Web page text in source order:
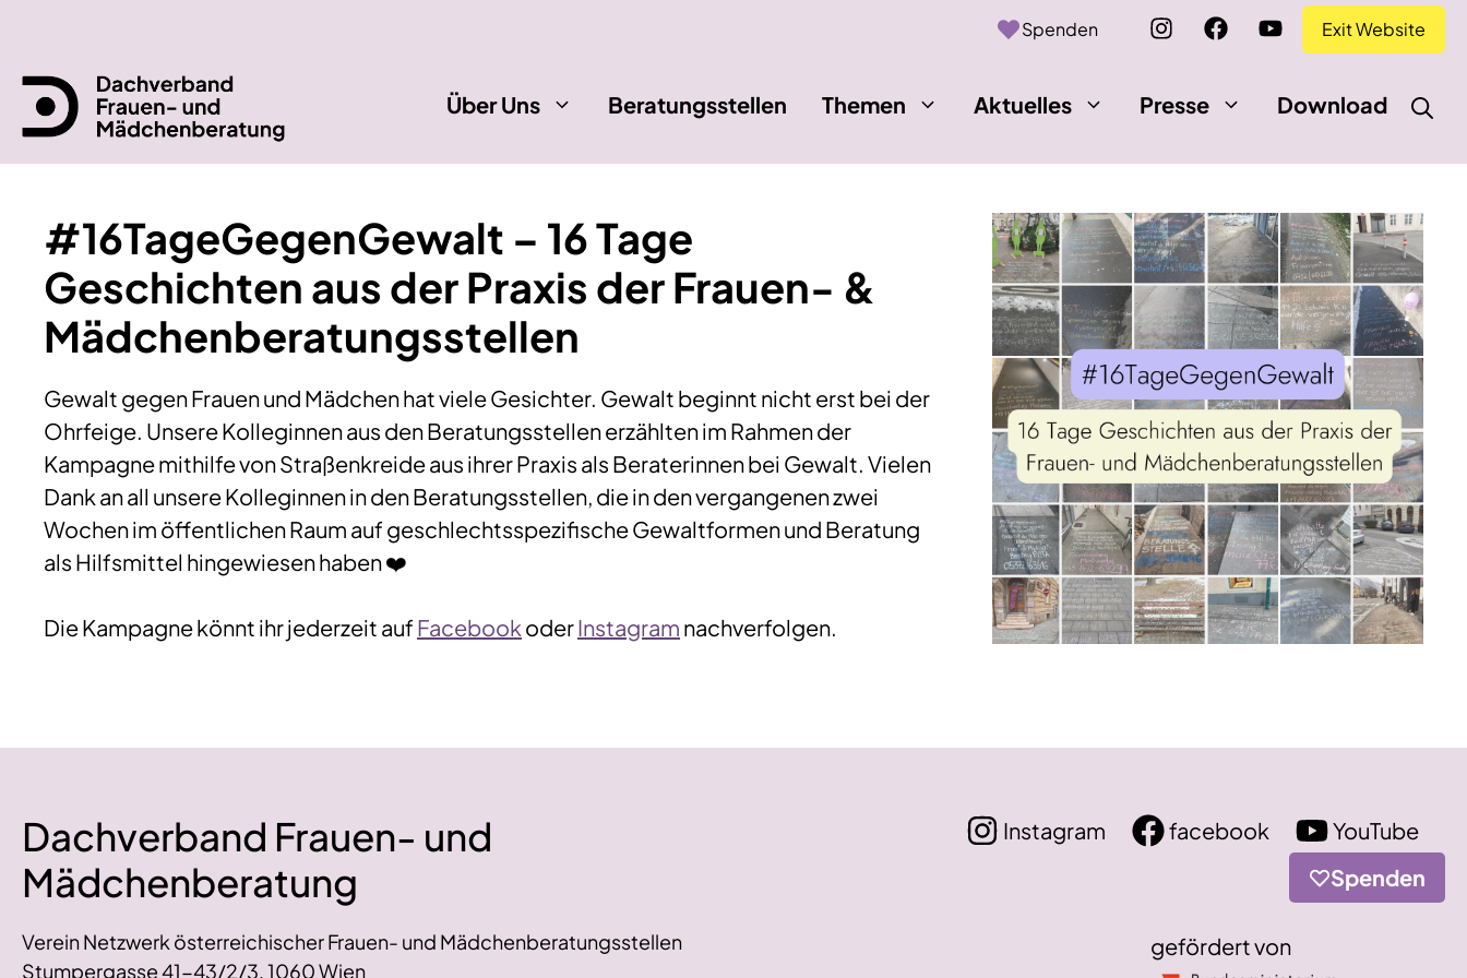
Exit Website
springen
Spenden
Über Uns Beratungsstellen Themen Aktuelles Presse Download
#16TageGegenGewalt – 16 Tage
Geschichten aus der Praxis der Frauen- &
Mädchenberatungsstellen
Gewalt gegen Frauen und Mädchen hat viele Gesichter. Gewalt beginnt nicht erst bei der
Ohrfeige. Unsere Kolleginnen aus den Beratungsstellen erzählten im Rahmen der
Kampagne mithilfe von Straßenkreide aus ihrer Praxis als Beraterinnen bei Gewalt. Vielen
Dank an all unsere Kolleginnen in den Beratungsstellen, die in den vergangenen zwei
Wochen im öffentlichen Raum auf geschlechtsspezifische Gewaltformen und Beratung
als Hilfsmittel hingewiesen haben ❤️
Die Kampagne könnt ihr jederzeit aufFacebook oderInstagram nachverfolgen.
Dachverband Frauen- und
Mädchenberatung
Verein Netzwerk österreichischer Frauen- und Mädchenberatungsstellen
Stumpergasse 41-43/2/3, 1060 Wien
Instagram facebook
YouTube
Spenden
gefördert von